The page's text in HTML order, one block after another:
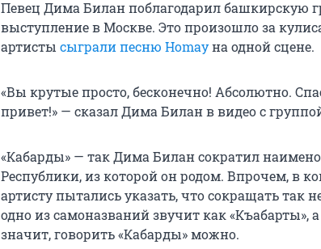
Певец Дима Билан поблагодарил башкирскую
выступление в Москве. Это произошло за
артисты сыграли песню Homayна одной сцене.
«Вы крутые просто, бесконечно! Абсолютно.
привет!» — сказал Дима Билан в видео с
«Кабарды» — так Дима Билан сократил
Республики, из которой он родом. Впрочем, в
артисту пытались указать, что сокращать так
одно из самоназваний звучит как «Къабарты»,
значит, говорить «Кабарды» можно.